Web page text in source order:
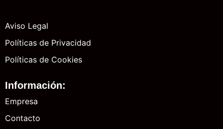
Aviso Legal
Políticas de Privacidad
Políticas de Cookies
Información:
Empresa
Contacto